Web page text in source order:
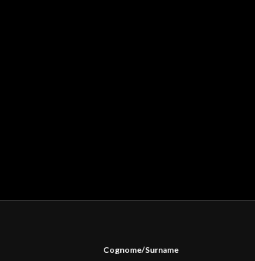
Cognome/Surname